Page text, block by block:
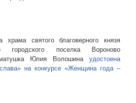
храма святого благоверного князя
городского поселка Вороново
матушка Юлия Волошинаудостоена
на конкурсе «Женщина года –